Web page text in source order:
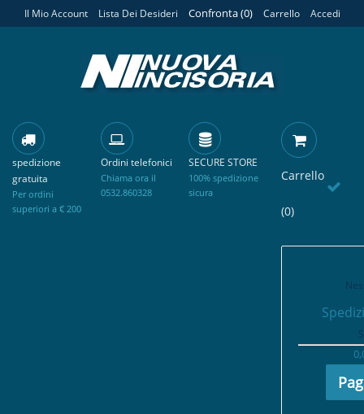
Il Mio Account Lista Dei Desideri Confronta (0) Carrello Accedi
spedizione
gratuita
Per ordini
superiori a € 200
Ordini telefonici
Chiama ora il
0532.860328
SECURE STORE
100% spedizione
sicura
Carrello
(0)